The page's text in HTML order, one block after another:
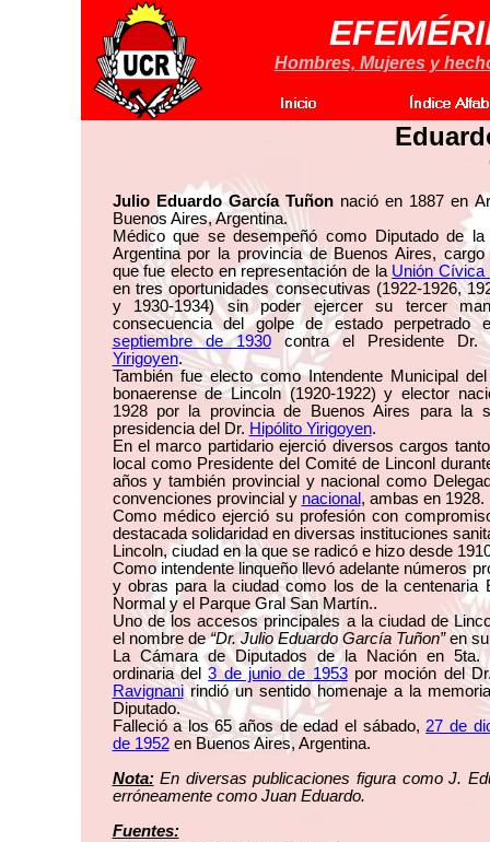
Hombres, Mujeres y
Julio Eduardo García Tuñonnació en 1887 en
Buenos Aires, Argentina.
Médico que se desempeñó como Diputado de la
Argentina por la provincia de Buenos Aires,
que fue electo en representación de la Unión Cívica
en tres oportunidades consecutivas (1922-1926,
y 1930-1934) sin poder ejercer su tercer
consecuencia del golpe de estado perpetrado
septiembre de 1930contra el Presidente Dr.
Yirigoyen.
También fue electo como Intendente Municipal
bonaerense de Lincoln (1920-1922) y elector
1928 por la provincia de Buenos Aires para la
presidencia del Dr. Hipólito Yirigoyen.
En el marco partidario ejerció diversos cargos
local como Presidente del Comité de Linconl
años y también provincial y nacional como
convenciones provincial y nacional , ambas en 1928.
Como médico ejerció su profesión con
destacada solidaridad en diversas instituciones
Lincoln, ciudad en la que se radicó e hizo desde
Como intendente linqueño llevó adelante números
y obras para la ciudad como los de la centenaria
Normal y el Parque Gral San Martín..
Uno de los accesos principales a la ciudad de
el nombre de“Dr. Julio Eduardo García Tuñon”en su
La Cámara de Diputados de la Nación en 5ta.
ordinaria del3 de junio de 1953por moción del
Ravignanirindió un sentido homenaje a la
Diputado.
Falleció a los 65 años de edad el sábado, 27 de
de 1952en Buenos Aires, Argentina.
Nota:En diversas publicaciones figura como J.
erróneamente como Juan Eduardo.
Fuentes: